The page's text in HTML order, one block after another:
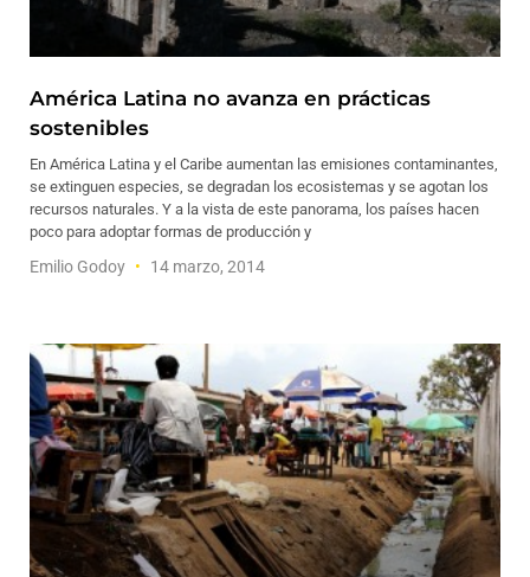
América Latina no avanza en prácticas
sostenibles
En América Latina y el Caribe aumentan las emisiones contaminantes,
se extinguen especies, se degradan los ecosistemas y se agotan los
recursos naturales. Y a la vista de este panorama, los países hacen
poco para adoptar formas de producción y
Emilio Godoy 14 marzo, 2014